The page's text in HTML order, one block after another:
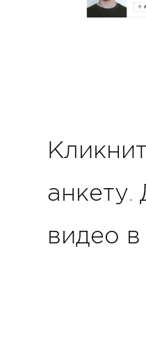
видео в